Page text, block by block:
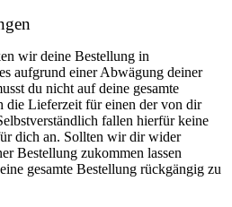
wir deine Bestellung in
aufgrund einer Abwägung deiner
du nicht auf deine gesamte
die Lieferzeit für einen der von dir
fallen hierfür keine
dich an. Sollten wir dir wider
Bestellung zukommen lassen
gesamte Bestellung rückgängig zu